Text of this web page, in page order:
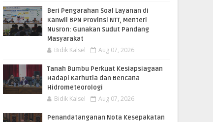
Beri Pengarahan Soal Layanan di
Kanwil BPN Provinsi NTT, Menteri
Nusron: Gunakan Sudut Pandang
Masyarakat
Bidik Kalsel Aug 07, 2026
Tanah Bumbu Perkuat Kesiapsiagaan
Hadapi Karhutla dan Bencana
Hidrometeorologi
Bidik Kalsel Aug 07, 2026
Penandatanganan Nota Kesepakatan